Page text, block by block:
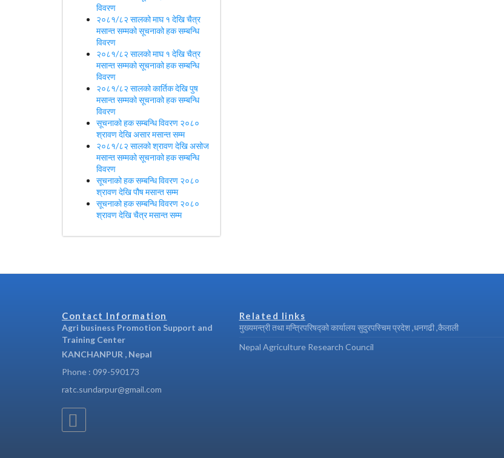
विवरण
२०८१/८२ सालको माघ १ देखि चैत्र
मसान्त सम्मको सूचनाको हक सम्बन्धि
विवरण
२०८१/८२ सालको माघ १ देखि चैत्र
मसान्त सम्मको सूचनाको हक सम्बन्धि
विवरण
२०८१/८२ सालको कार्तिक देखि पुष
मसान्त सम्मको सूचनाको हक सम्बन्धि
विवरण
सूचनाको हक सम्बन्धि विवरण २०८०
श्रावण देखि असार मसान्त सम्म
२०८१/८२ सालको श्रावण देखि असोज
मसान्त सम्मको सूचनाको हक सम्बन्धि
विवरण
सूचनाको हक सम्बन्धि विवरण २०८०
श्रावण देखि पौष मसान्त सम्म
सूचनाको हक सम्बन्धि विवरण २०८०
श्रावण देखि चैत्र मसान्त सम्म
Contact Information
Agri business Promotion Support and
Training Center
KANCHANPUR , Nepal
Phone : 099-590173
ratc.sundarpur@gmail.com
Related links
मुख्यमन्त्री तथा मन्त्रिपरिषद्को कार्यालय सुदुरपस्चिम प्रदेश ,धनगढी ,कैलाली
Nepal Agriculture Research Council